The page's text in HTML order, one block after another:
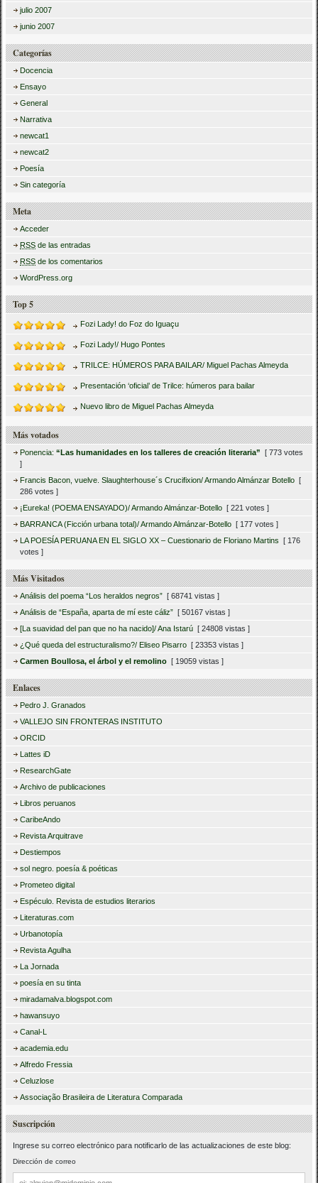
julio 2007
junio 2007
Categorías
Docencia
Ensayo
General
Narrativa
newcat1
newcat2
Poesía
Sin categoría
Meta
Acceder
RSS de las entradas
RSS de los comentarios
WordPress.org
Top 5
Fozi Lady! do Foz do Iguaçu
Fozi Lady!/ Hugo Pontes
TRILCE: HÚMEROS PARA BAILAR/ Miguel Pachas Almeyda
Presentación ‘oficial’ de Trilce: húmeros para bailar
Nuevo libro de Miguel Pachas Almeyda
Más votados
Ponencia:“Las humanidades en los talleres de creación literaria”
[ 773 votes
]
Francis Bacon, vuelve. Slaughterhouse´s Crucifixion/ Armando Almánzar Botello [
286 votes ]
¡Eureka! (POEMA ENSAYADO)/ Armando Almánzar-Botello [ 221 votes ]
BARRANCA (Ficción urbana total)/ Armando Almánzar-Botello [ 177 votes ]
LA POESÍA PERUANA EN EL SIGLO XX – Cuestionario de Floriano Martins
[ 176
votes ]
Más Visitados
Análisis del poema “Los heraldos negros” [ 68741 vistas ]
Análisis de “España, aparta de mí este cáliz” [ 50167 vistas ]
[La suavidad del pan que no ha nacido]/ Ana Istarú [ 24808 vistas ]
¿Qué queda del estructuralismo?/ Eliseo Pisarro [ 23353 vistas ]
Carmen Boullosa, el árbol y el remolino [ 19059 vistas ]
Enlaces
Pedro J. Granados
VALLEJO SIN FRONTERAS INSTITUTO
ORCID
Lattes iD
ResearchGate
Archivo de publicaciones
Libros peruanos
CaribeAndo
Revista Arquitrave
Destiempos
sol negro. poesía & poéticas
Prometeo digital
Espéculo. Revista de estudios literarios
Literaturas.com
Urbanotopía
Revista Agulha
La Jornada
poesía en su tinta
miradamalva.blogspot.com
hawansuyo
Canal-L
academia.edu
Alfredo Fressia
Celuzlose
Associação Brasileira de Literatura Comparada
Suscripción
Ingrese su correo electrónico para notificarlo de las actualizaciones de este blog:
Dirección de correo
Dirección